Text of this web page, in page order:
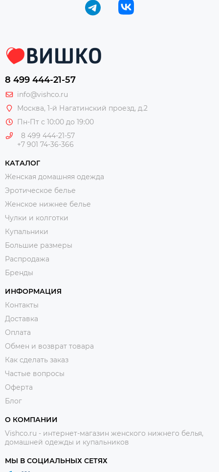
8 499 444-21-57
info@vishco.ru
Москва, 1-й Нагатинский проезд, д.2
Пн-Пт с 10:00 до 19:00
8 499 444-21-57
+7 901 74-36-366
КАТАЛОГ
Женская домашняя одежда
Эротическое белье
Женское нижнее белье
Чулки и колготки
Купальники
Большие размеры
Распродажа
Бренды
ИНФОРМАЦИЯ
Контакты
Доставка
Оплата
Обмен и возврат товара
Как сделать заказ
Частые вопросы
Оферта
Блог
О КОМПАНИИ
Vishco.ru - интернет-магазин женского нижнего белья,
домашней одежды и купальников
МЫ В СОЦИАЛЬНЫХ СЕТЯХ